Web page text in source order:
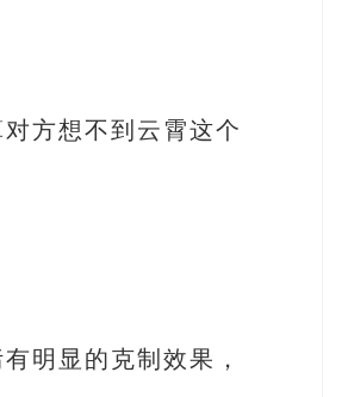
方想不到云霄这个
明显的克制效果，